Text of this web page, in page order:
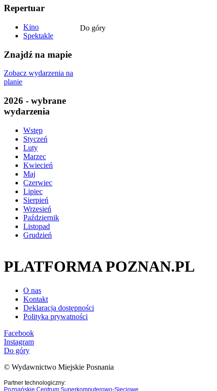
Repertuar
Kino
Spektakle
Znajdź na mapie
Zobacz wydarzenia na
planie
2026 - wybrane
wydarzenia
Wstęp
Styczeń
Luty
Marzec
Kwiecień
Maj
Czerwiec
Lipiec
Sierpień
Wrzesień
Październik
Listopad
Grudzień
Do góry
PLATFORMA POZNAN.PL
O nas
Kontakt
Deklaracja dostępności
Polityka prywatności
Facebook
Instagram
Do góry
© Wydawnictwo Miejskie Posnania
Partner technologiczny:
Poznańskie Centrum Superkomputerowo-Sieciowe